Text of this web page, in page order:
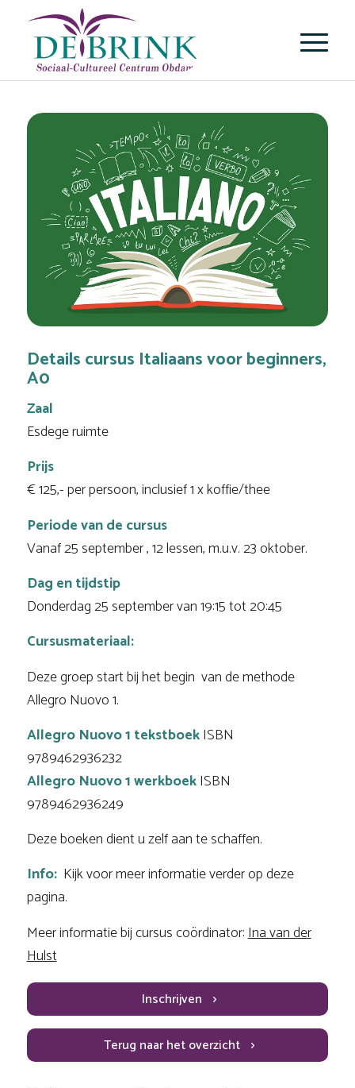
Details cursus Italiaans voor beginners,
A0
Zaal
Esdege ruimte
Prijs
€ 125,- per persoon, inclusief 1 x koffie/thee
Periode van de cursus
Vanaf 25 september , 12 lessen, m.u.v. 23 oktober.
Dag en tijdstip
Donderdag 25 september van 19:15 tot 20:45
Cursusmateriaal:
Deze groep start bij het begin van de methode
Allegro Nuovo 1.
Allegro Nuovo 1 tekstboekISBN
9789462936232
Allegro Nuovo 1 werkboekISBN
9789462936249
Deze boeken dient u zelf aan te schaffen.
Info:Kijk voor meer informatie verder op deze
pagina.
Meer informatie bij cursus coördinator:Ina van der
Hulst
Inschrijven
Terug naar het overzicht